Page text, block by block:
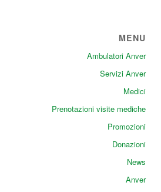
MENU
Ambulatori Anver
Servizi Anver
Medici
Prenotazioni visite mediche
Promozioni
Donazioni
News
Anver